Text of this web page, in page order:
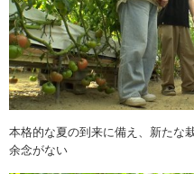
本格的な夏の到来に備え、新たな
余念がない